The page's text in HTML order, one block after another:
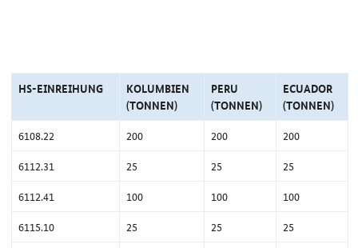
HS-EINREIHUNG
KOLUMBIEN
(TONNEN)
PERU
(TONNEN)
ECUADOR
(TONNEN)
6108.22
200 200
200
6112.31
25 25
25
6112.41
100 100
100
6115.10
25 25
25